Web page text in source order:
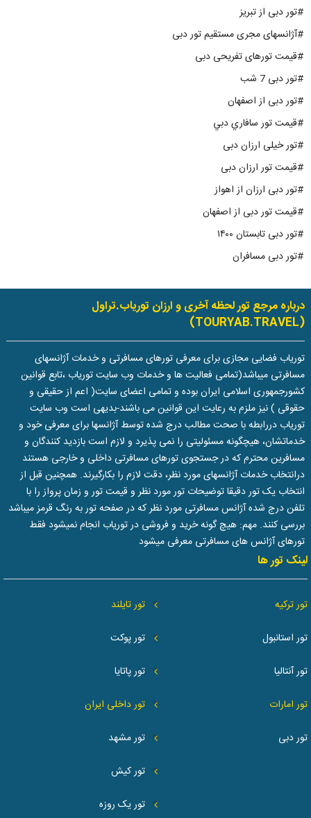
#تور دبی از تبریز
#آژانسهای مجری مستقیم تور دبی
#قیمت تورهای تفریحی دبی
#تور دبی 7 شب
#تور دبی از اصفهان
#قيمت تور سافاري دبي
#تور خیلی ارزان دبی
#قیمت تور ارزان دبی
#تور دبی ارزان از اهواز
#قیمت تور دبی از اصفهان
#تور دبی تابستان ۱۴۰۰
#تور دبی مسافران
درباره مرجع تور لحظه آخری و ارزان توریاب.تراول
(TOURYAB.TRAVEL)
توریاب فضایی مجازی برای معرفی تورهای مسافرتی و خدمات آژانسهای
مسافرتی میباشد(تمامی فعالیت ها و خدمات وب سایت توریاب ،تابع قوانین
کشورجمهوری اسلامی ایران بوده و تمامی اعضای سایت( اعم از حقیقی و
حقوقی ) نیز ملزم به رعایت این قوانین می باشند-بدیهی است وب سایت
توریاب دررابطه با صحت مطالب درج شده توسط آژانسها برای معرفی خود و
خدماتشان، هیچگونه مسئولیتی را نمی پذیرد و لازم است بازدید کنندگان و
مسافرین محترم که در جستجوی تورهای مسافرتی داخلی و خارجی هستند
درانتخاب خدمات آژانسهای مورد نظر، دقت لازم را بکارگیرند. همچنین قبل از
انتخاب یک تور دقیقا توضیحات تور مورد نظر و قیمت تور و زمان پرواز را با
تلفن درج شده آژانس مسافرتی مورد نظر که در صفحه تور به رنگ قرمز میباشد
بررسی کنند. مهم: هیچ گونه خرید و فروشی در توریاب انجام نمیشود فقط
تورهای آژانس های مسافرتی معرفی میشود
لینک تور ها
تور ترکیه
تور استانبول
تور آنتالیا
تور تایلند
تور پوکت
تور پاتایا
تور امارات
تور دبی
تور داخلی ایران
تور مشهد
تور کیش
تور یک روزه